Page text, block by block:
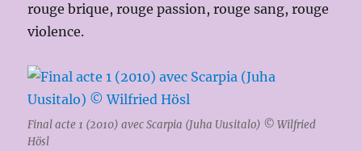
rouge brique, rouge passion, rouge sang, rouge
violence.
Final acte 1 (2010) avec Scarpia (Juha Uusitalo) © Wilfried
Hösl